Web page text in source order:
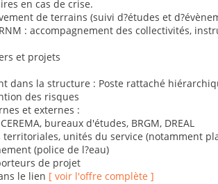
en cas de crise.
de terrains (suivi d?études et
: accompagnement des collectivités,
et projets
dans la structure : Poste rattaché
des risques
et externes :
CEREMA, bureaux d'études, BRGM, DREAL
territoriales, unités du service (notamment
(police de l?eau)
de projet
le lien [ voir l'offre complète ]